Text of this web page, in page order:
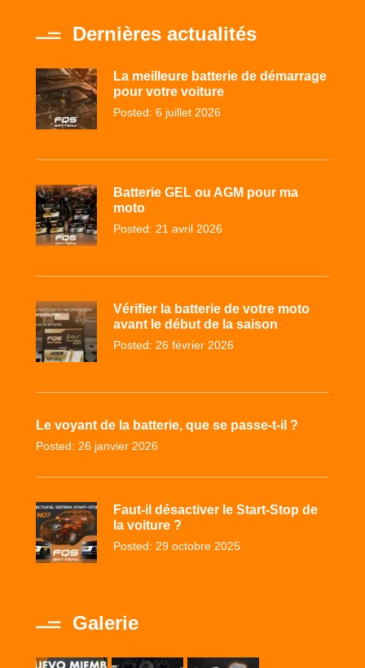
Dernières actualités
La meilleure batterie de démarrage
pour votre voiture
Posted: 6 juillet 2026
Batterie GEL ou AGM pour ma
moto
Posted: 21 avril 2026
Vérifier la batterie de votre moto
avant le début de la saison
Posted: 26 février 2026
Le voyant de la batterie, que se passe-t-il ?
Posted: 26 janvier 2026
Faut-il désactiver le Start-Stop de
la voiture ?
Posted: 29 octobre 2025
Galerie